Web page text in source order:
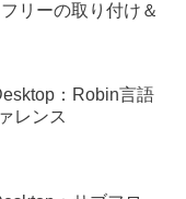
リーの取り付け＆
：Robin言語
レンス